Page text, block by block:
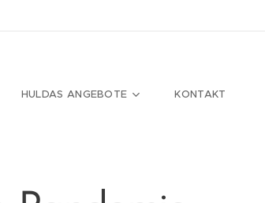
HULDAS ANGEBOTE KONTAKT